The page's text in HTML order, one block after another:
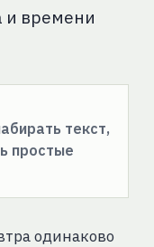
и времени
текст,
простые
одинаково